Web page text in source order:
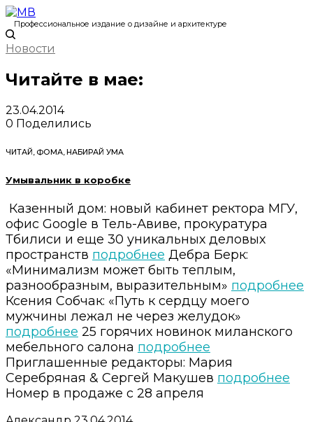
Профессиональное издание о дизайне и архитектуре
Новости
Читайте в мае:
23.04.2014
0 Поделились
ЧИТАЙ, ФОМА, НАБИРАЙ УМА
Умывальник в коробке
Казенный дом: новый кабинет ректора МГУ,
офис Google в Тель-Авиве, прокуратура
Тбилиси и еще 30 уникальных деловых
пространств подробнее Дебра Берк:
«Минимализм может быть теплым,
разнообразным, выразительным» подробнее
Ксения Собчак: «Путь к сердцу моего
мужчины лежал не через желудок»
подробнее 25 горячих новинок миланского
мебельного салона подробнее
Приглашенные редакторы: Мария
Серебряная & Сергей Макушев подробнее
Номер в продаже с 28 апреля